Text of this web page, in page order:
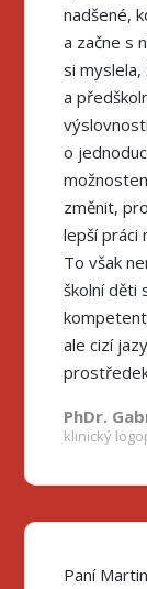
nadšené,
a začne s
si
a
o
změnit,
lepší práci
To však
školní děti
ale cizí
PhDr.
klinický
Paní